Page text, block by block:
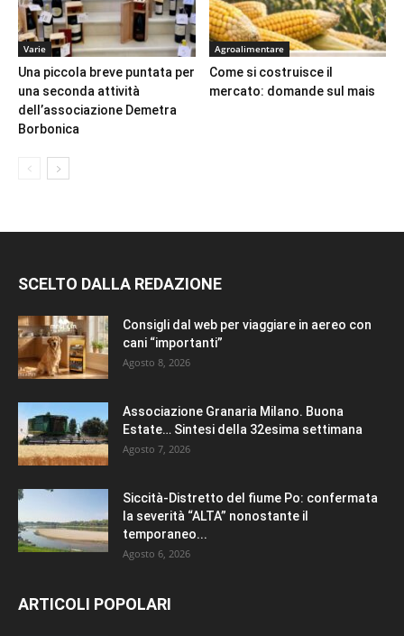
Varie
Una piccola breve puntata per
una seconda attività
dell’associazione Demetra
Borbonica
Agroalimentare
Come si costruisce il
mercato: domande sul mais
SCELTO DALLA REDAZIONE
Consigli dal web per viaggiare in aereo con
cani “importanti”
Agosto 8, 2026
Associazione Granaria Milano. Buona
Estate… Sintesi della 32esima settimana
Agosto 7, 2026
Siccità-Distretto del fiume Po: confermata
la severità “ALTA” nonostante il
temporaneo...
Agosto 6, 2026
ARTICOLI POPOLARI